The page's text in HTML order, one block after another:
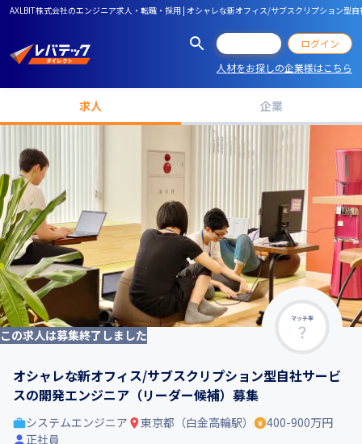
AXLBIT株式会社のエンジニア求人・転職・採用 | オシャレな新オフィス/サブスクリプション型
ログイン
人材をお探しの企業様はこちら
求人 企業
マッチ率
この求人は募集終了しました
オシャレな新オフィス/サブスクリプション型自社サービ
スの開発エンジニア（リーダー候補）募集
システムエンジニア 東京都（白金高輪駅）
400-900万円
正社員